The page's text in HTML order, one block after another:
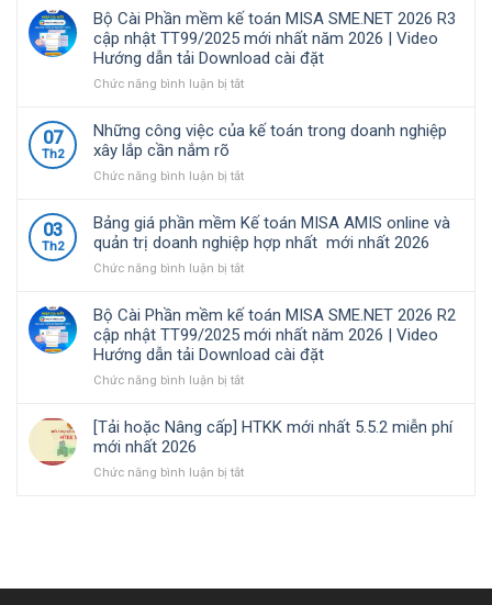
được
nhiều
doanh
nghiệp
Việt
chọ
SME.NET
2026
R4.1
cập
nhật
mới
nhất
2026
Video
Hướng
dẫn
tải
cài
định
68/2026/NĐ-
CP
quy
định
chính
sách
và
lý
thuế
đối
với
kinh
doanh,
cá
nhân
kinh
Bộ Cài Phần mềm kế toán MISA SME.NET 2026 R3
cập nhật TT99/2025 mới nhất năm 2026 | Video
Hướng dẫn tải Download cài đặt
Chức năng bình luận bị tắtở
Phần
kế
MISA
SME.NET
2026
R3
nhật
TT99/2025
mới
nhất
năm
|
dẫn
07
Th2
Những công việc của kế toán trong doanh nghiệp
xây lắp cần nắm rõ
Chức năng bình luận bị tắtở
công
việc
của
kế
trong
doanh
nghiệp
xây
lắp
nắm
rõ
03
Th2
Bảng giá phần mềm Kế toán MISA AMIS online và
quản trị doanh nghiệp hợp nhất mới nhất 2026
Chức năng bình luận bị tắtở
giá
phần
mềm
Kế
toán
online
quản
Bộ Cài Phần mềm kế toán MISA SME.NET 2026 R2
cập nhật TT99/2025 mới nhất năm 2026 | Video
Hướng dẫn tải Download cài đặt
Chức năng bình luận bị tắtở
Phần
kế
[Tải hoặc Nâng cấp] HTKK mới nhất 5.5.2 miễn phí
mới nhất 2026
Chức năng bình luận bị tắtở